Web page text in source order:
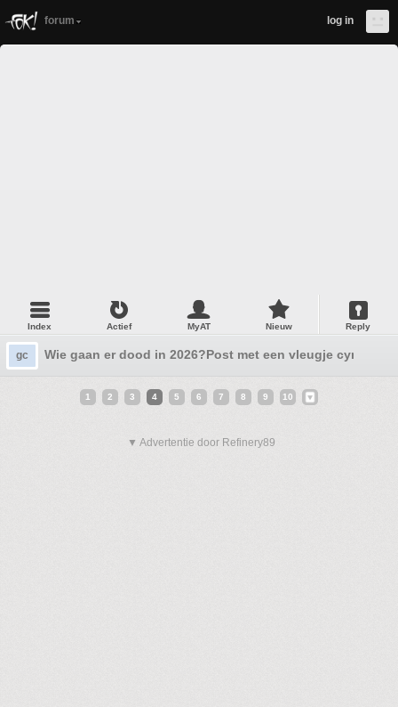
forum log in
Index Actief MyAT Nieuw Reply
gc Wie gaan er dood in 2026?Post met een vleugje cynisme
1 2 3 4 5 6 7 8 9 10
▼ Advertentie door Refinery89